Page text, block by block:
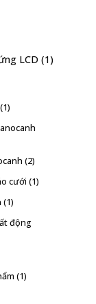
LCD (1)
(1)
(2)
cưới (1)
(1)
động
(1)